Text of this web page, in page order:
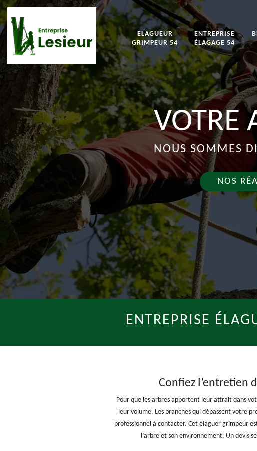
ELAGUEUR
GRIMPEUR 54
ENTREPRISE
ÉLAGAGE 54
VOTRE
NOUS SOMMES
NOS
ENTREPRISE
Confiez l’entretien
Pour que les arbres apportent leur attrait dans
leur volume. Les branches qui dépassent votre
professionnel à contacter. Cet élaguer grimpeur
l’arbre et son environnement. Un devis